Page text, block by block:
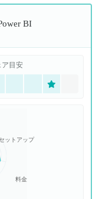
BI
ア目安
ットアップ
料金